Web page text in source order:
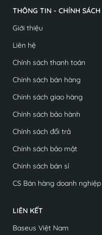
THÔNG TIN - CHÍNH SÁCH
Giới thiệu
Liên hệ
Chính sách thanh toán
Chính sách bán hàng
Chính sách giao hàng
Chính sách bảo hành
Chính sách đổi trả
Chính sách bảo mật
Chính sách bán sỉ
CS Bán hàng doanh nghiệp
LIÊN KẾT
Baseus Việt Nam